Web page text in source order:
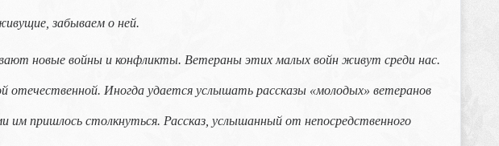
забываем о ней.
новые войны и конфликты. Ветераны этих малых войн живут среди нас.
отечественной. Иногда удается услышать рассказы «молодых» ветеранов
пришлось столкнуться. Рассказ, услышанный от непосредственного